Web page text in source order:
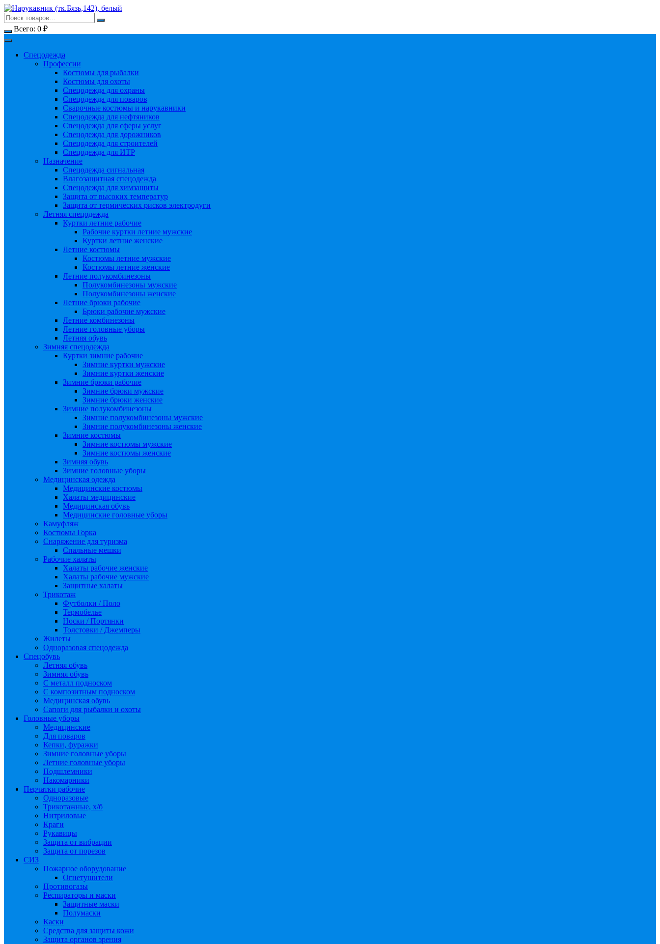
Перейти
к
содержимому
Всего: 0 ₽
Спецодежда
Профессии
Костюмы для рыбалки
Костюмы для охоты
Спецодежда для охраны
Спецодежда для поваров
Сварочные костюмы и нарукавники
Спецодежда для нефтяников
Спецодежда для сферы услуг
Спецодежда для дорожников
Спецодежда для строителей
Спецодежда для ИТР
Назначение
Спецодежда сигнальная
Влагозащитная спецодежда
Спецодежда для химзащиты
Защита от высоких температур
Защита от термических рисков электродуги
Летняя спецодежда
Куртки летние рабочие
Рабочие куртки летние мужские
Куртки летние женские
Летние костюмы
Костюмы летние мужские
Костюмы летние женские
Летние полукомбинезоны
Полукомбинезоны мужские
Полукомбинезоны женские
Летние брюки рабочие
Брюки рабочие мужские
Летние комбинезоны
Летние головные уборы
Летняя обувь
Зимняя спецодежда
Куртки зимние рабочие
Зимние куртки мужские
Зимние куртки женские
Зимние брюки рабочие
Зимние брюки мужские
Зимние брюки женские
Зимние полукомбинезоны
Зимние полукомбинезоны мужские
Зимние полукомбинезоны женские
Зимние костюмы
Зимние костюмы мужские
Зимние костюмы женские
Зимняя обувь
Зимние головные уборы
Медицинская одежда
Медицинские костюмы
Халаты медицинские
Медицинская обувь
Медицинские головные уборы
Камуфляж
Костюмы Горка
Снаряжение для туризма
Спальные мешки
Рабочие халаты
Халаты рабочие женские
Халаты рабочие мужские
Защитные халаты
Трикотаж
Футболки / Поло
Термобелье
Носки / Портянки
Толстовки / Джемперы
Жилеты
Одноразовая спецодежда
Спецобувь
Летняя обувь
Зимняя обувь
С металл подноском
С композитным подноском
Медицинская обувь
Сапоги для рыбалки и охоты
Головные уборы
Медицинские
Для поваров
Кепки, фуражки
Зимние головные уборы
Летние головные уборы
Подшлемники
Накомарники
Перчатки рабочие
Одноразовые
Трикотажные, х/б
Нитриловые
Краги
Рукавицы
Защита от вибрации
Защита от порезов
СИЗ
Пожарное оборудование
Огнетушители
Противогазы
Респираторы и маски
Защитные маски
Полумаски
Каски
Средства для защиты кожи
Защита органов зрения